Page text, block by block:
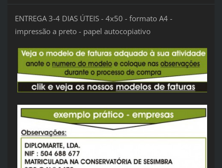
ENTREGA 3-4 DIAS ÚTEIS - 4x50 - formato A4 -
impressão a preto - papel autocopiativo